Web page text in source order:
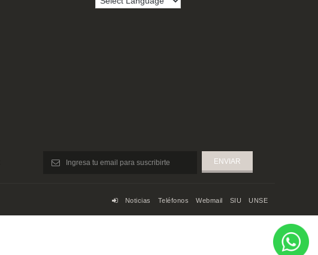
Noticias Teléfonos Webmail SIU UNSE